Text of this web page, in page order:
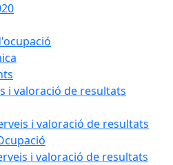
i valoració de resultats
i valoració de resultats
i valoració de resultats